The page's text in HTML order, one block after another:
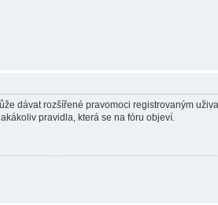
dávat rozšířené pravomoci registrovaným
pravidla, která se na fóru objeví.